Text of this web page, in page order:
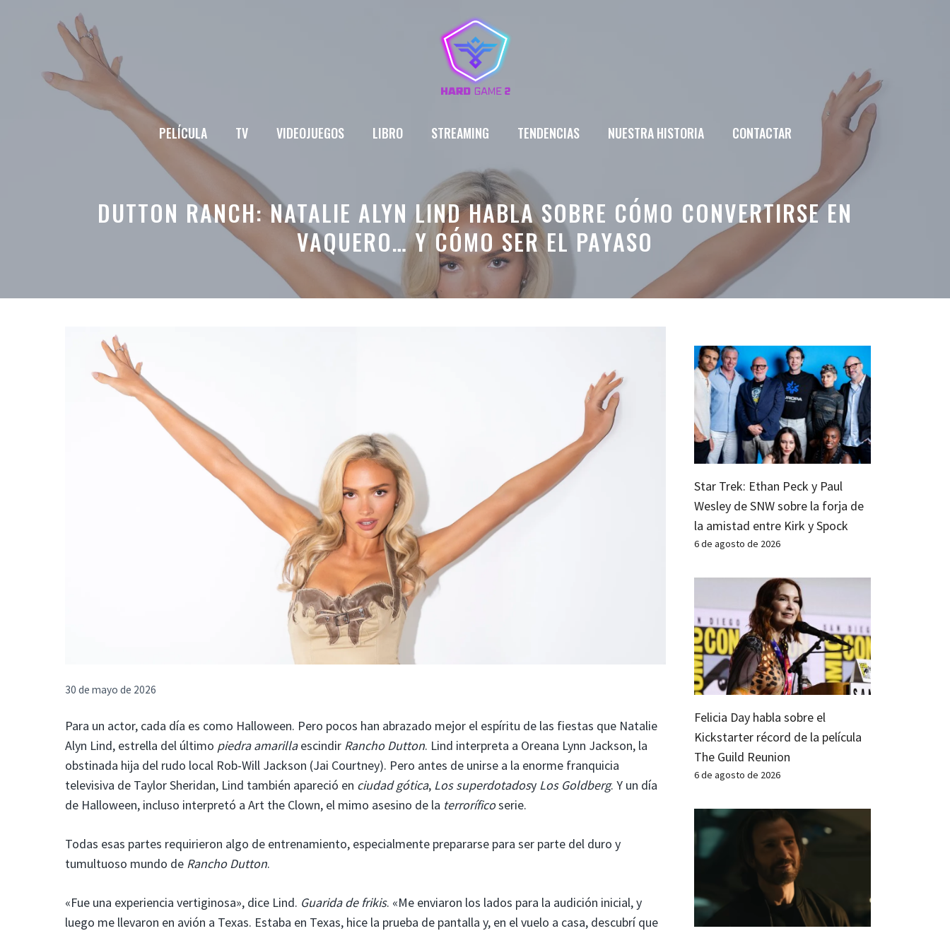
PELÍCULA TV VIDEOJUEGOS LIBRO STREAMING TENDENCIAS NUESTRA HISTORIA CONTACTAR
DUTTON RANCH: NATALIE ALYN LIND HABLA SOBRE CÓMO CONVERTIRSE EN
VAQUERO… Y CÓMO SER EL PAYASO
30 de mayo de 2026
Para un actor, cada día es como Halloween. Pero pocos han abrazado mejor el espíritu de las fiestas que Natalie
Alyn Lind, estrella del último piedra amarillaescindir Rancho Dutton. Lind interpreta a Oreana Lynn Jackson, la
obstinada hija del rudo local Rob-Will Jackson (Jai Courtney). Pero antes de unirse a la enorme franquicia
televisiva de Taylor Sheridan, Lind también apareció en ciudad gótica, Los superdotadosy Los Goldberg. Y un día
de Halloween, incluso interpretó a Art the Clown, el mimo asesino de la terroríficoserie.
Todas esas partes requirieron algo de entrenamiento, especialmente prepararse para ser parte del duro y
tumultuoso mundo de Rancho Dutton.
«Fue una experiencia vertiginosa», dice Lind. Guarida de frikis. «Me enviaron los lados para la audición inicial, y
luego me llevaron en avión a Texas. Estaba en Texas, hice la prueba de pantalla y, en el vuelo a casa, descubrí que
Star Trek: Ethan Peck y Paul
Wesley de SNW sobre la forja de
la amistad entre Kirk y Spock
6 de agosto de 2026
Felicia Day habla sobre el
Kickstarter récord de la película
The Guild Reunion
6 de agosto de 2026